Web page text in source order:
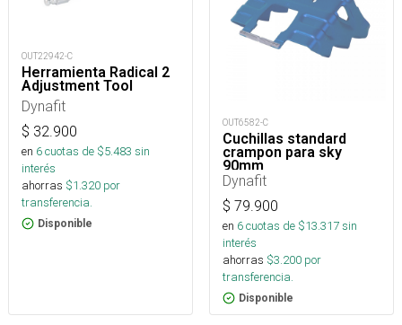
OUT22942-C
Herramienta Radical 2
Adjustment Tool
Dynafit
$ 32.900
en 6cuotas de $5.483 sin
interés
ahorras $1.320 por
transferencia.
Disponible
OUT6582-C
Cuchillas standard
crampon para sky
90mm
Dynafit
$ 79.900
en 6cuotas de $13.317sin
interés
ahorras $3.200 por
transferencia.
Disponible